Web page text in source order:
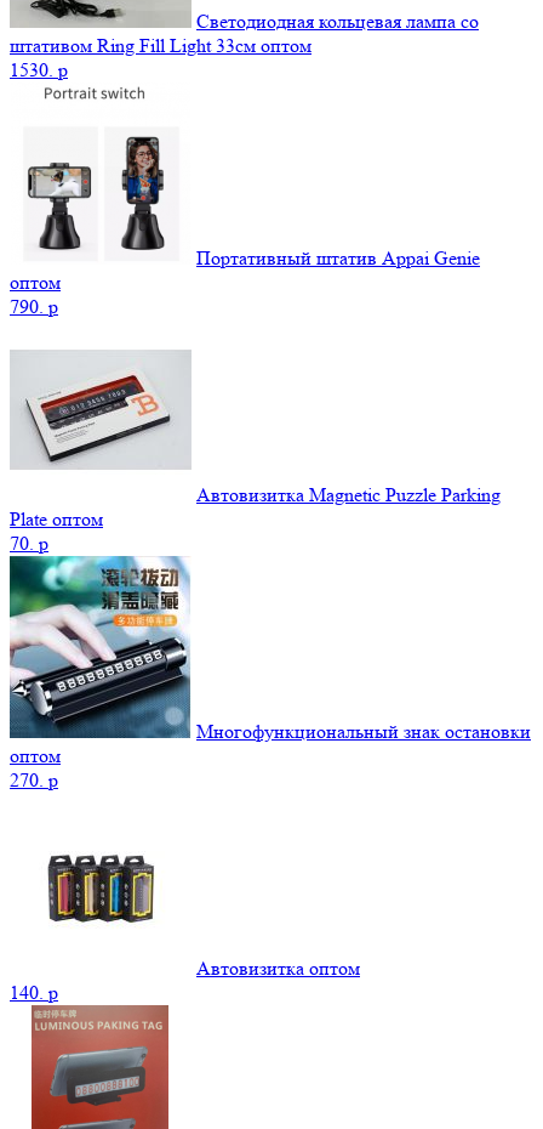
Светодиодная кольцевая лампа со
штативом Ring Fill Light 33см оптом
1530. p
Портативный штатив Appai Genie
оптом
790. p
Автовизитка Magnetic Puzzle Parking
Plate оптом
70. p
Многофункциональный знак остановки
оптом
270. p
Автовизитка оптом
140. p